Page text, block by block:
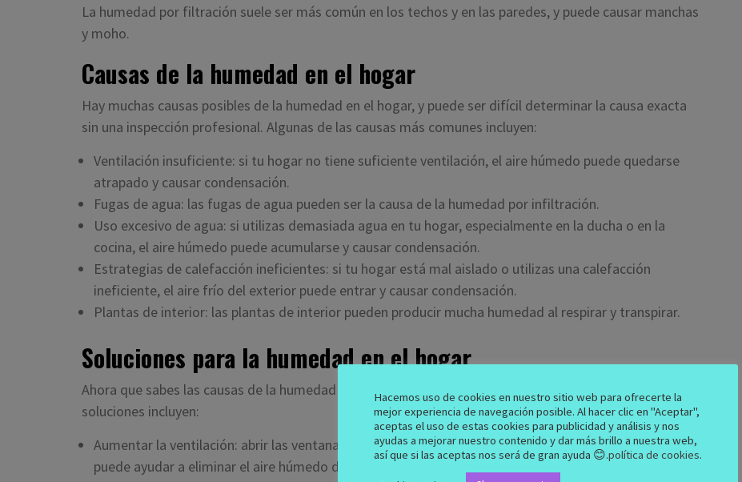
La humedad por filtración suele ser más común en los techos y en las paredes, y puede causar manchas
y moho.
Causas de la humedad en el hogar
Hay muchas causas posibles de la humedad en el hogar, y puede ser difícil determinar la causa exacta
sin una inspección profesional. Algunas de las causas más comunes incluyen:
Ventilación insuficiente: si tu hogar no tiene suficiente ventilación, el aire húmedo puede quedarse
atrapado y causar condensación.
Fugas de agua: las fugas de agua pueden ser la causa de la humedad por infiltración.
Uso excesivo de agua: si utilizas demasiada agua en tu hogar, especialmente en la ducha o en la
cocina, el aire húmedo puede acumularse y causar condensación.
Estrategias de calefacción ineficientes: si tu hogar está mal aislado o utilizas una calefacción
ineficiente, el aire frío del exterior puede entrar y causar condensación.
Plantas de interior: las plantas de interior pueden producir mucha humedad al respirar y transpirar.
Soluciones para la humedad en el hogar
Ahora que sabes las causas de la humedad en el hogar, ¿cómo puedes solucionar el problema? Algunas
soluciones incluyen:
Aumentar la ventilación: abrir las ventanas y puertas con frecuencia y utilizar extractores de aire
puede ayudar a eliminar el aire húmedo del hogar.
Hacemos uso de cookies en nuestro sitio web para ofrecerte la
mejor experiencia de navegación posible. Al hacer clic en "Aceptar",
aceptas el uso de estas cookies para publicidad y análisis y nos
ayudas a mejorar nuestro contenido y dar más brillo a nuestra web,
así que si las aceptas nos será de gran ayuda 😊.política de cookies.